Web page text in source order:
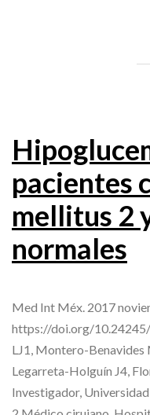
pacientes
mellitus 2
normales
Med Int Méx. 2017
https://doi.org/
LJ1, Montero-Benavides
Legarreta-Holguín J4,
Investigador,